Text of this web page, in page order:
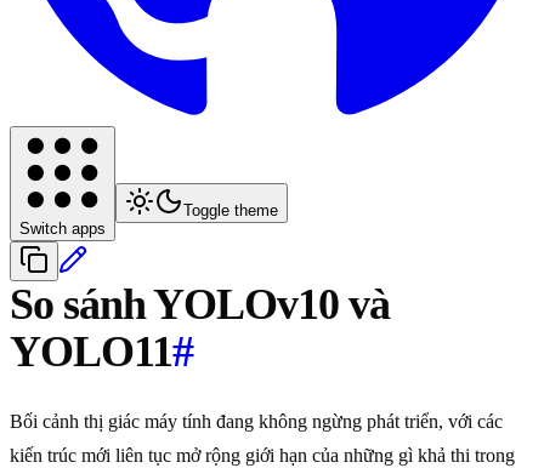
Switch apps
Toggle theme
So sánh YOLOv10 và
YOLO11#
Bối cảnh thị giác máy tính đang không ngừng phát triển, với các
kiến trúc mới liên tục mở rộng giới hạn của những gì khả thi trong